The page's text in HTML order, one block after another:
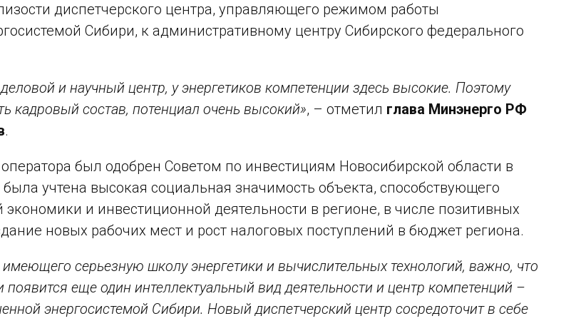
диспетчерского центра, управляющего режимом работы
Сибири, к административному центру Сибирского федерального
и научный центр, у энергетиков компетенции здесь высокие. Поэтому
кадровый состав, потенциал очень высокий», – отметил глава Минэнерго РФ
.
был одобрен Советом по инвестициям Новосибирской области в
учтена высокая социальная значимость объекта, способствующего
и инвестиционной деятельности в регионе, в числе позитивных
новых рабочих мест и рост налоговых поступлений в бюджет региона.
серьезную школу энергетики и вычислительных технологий, важно, что
появится еще один интеллектуальный вид деятельности и центр компетенций –
энергосистемой Сибири. Новый диспетчерский центр сосредоточит в себе